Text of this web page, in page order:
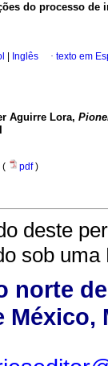
do processo
Inglês · texto em
Aguirre Lora,
( pdf)
deste
sob uma
norte